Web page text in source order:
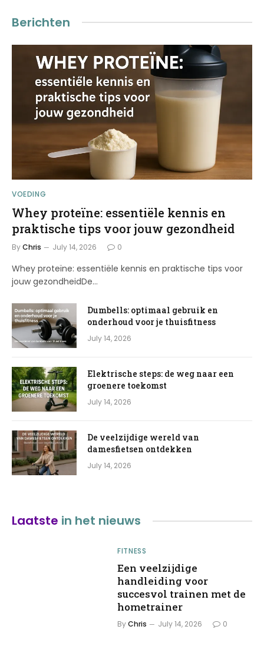
Berichten
VOEDING
Whey proteïne: essentiële kennis en
praktische tips voor jouw gezondheid
ByChris July 14, 2026 0
Whey proteïne: essentiële kennis en praktische tips voor
jouw gezondheidDe…
Dumbells: optimaal gebruik en
onderhoud voor je thuisfitness
July 14, 2026
Elektrische steps: de weg naar een
groenere toekomst
July 14, 2026
De veelzijdige wereld van
damesfietsen ontdekken
July 14, 2026
Laatste in het nieuws
FITNESS
Een veelzijdige
handleiding voor
succesvol trainen met de
hometrainer
ByChris July 14, 2026 0